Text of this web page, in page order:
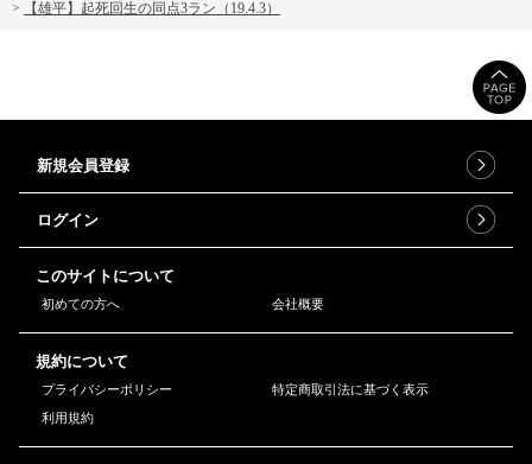
>
【雄平】起死回生の同点3ラン（19.4.3）
新規会員登録
ログイン
このサイトについて
初めての方へ 会社概要
規約について
プライバシーポリシー
特定商取引法に基づく表示
利用規約